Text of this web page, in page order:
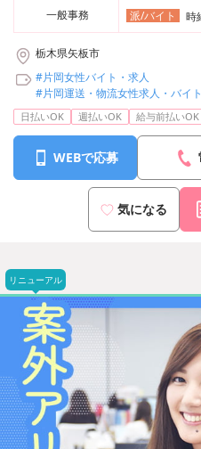
一般事務
派/バイト 時
栃木県矢板市
#片岡女性バイト・求人
#片岡運送・物流女性求人・バイト
日払いOK 週払いOK 給与前払いOK
WEBで応募
気になる
リニューアル